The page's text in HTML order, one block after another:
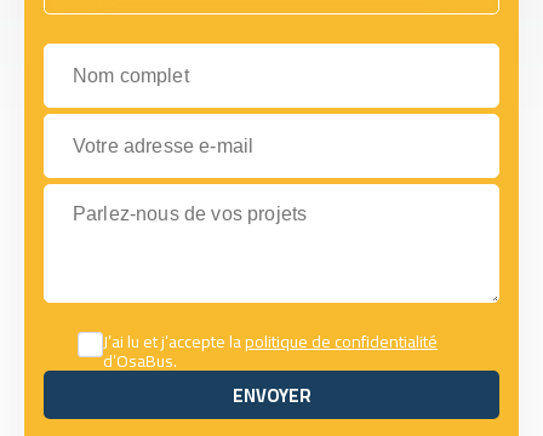
Nom complet
Votre adresse e-mail
Parlez-nous de vos projets
J’ai lu et j’accepte lapolitique de confidentialité
d’OsaBus.
ENVOYER
ENVOYER